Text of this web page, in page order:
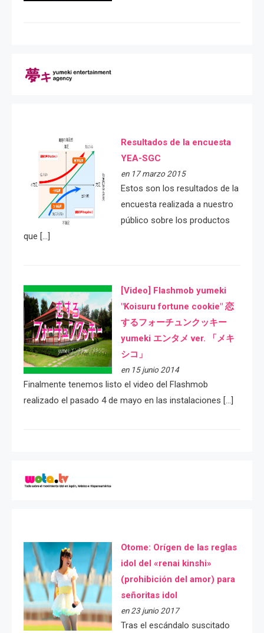
Resultados de la encuesta
YEA-SGC
en 17 marzo 2015
Estos son los resultados de la
encuesta realizada a nuestro
público sobre los productos
que […]
[Video] Flashmob yumeki
"Koisuru fortune cookie" 恋
するフォーチュンクッキー
yumeki エンタメ ver. 「メキ
シコ」
en 15 junio 2014
Finalmente tenemos listo el video del Flashmob
realizado el pasado 4 de mayo en las instalaciones […]
Otome: Orígen de las reglas
idol del «renai kinshi»
(prohibición del amor) para
señoritas idol
en 23 junio 2017
Tras el escándalo suscitado